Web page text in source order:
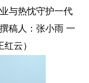
与热忱守护一代
稿人：张小雨 一
云）